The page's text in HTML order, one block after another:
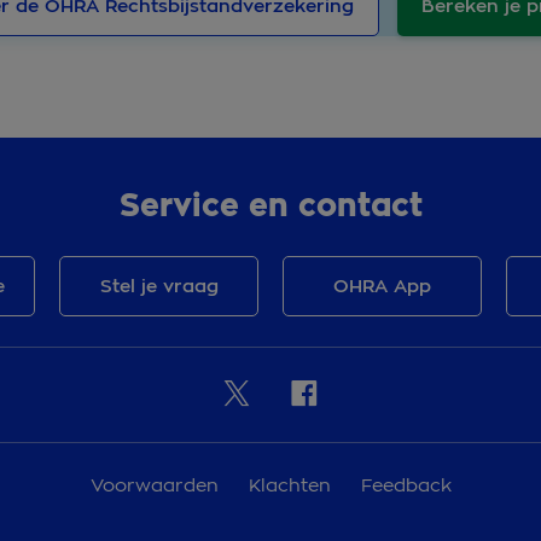
de OHRA Rechtsbijstandverzekering Bereken je
Service en contact
Stel je vraag OHRA App
Voorwaarden Klachten Feedback